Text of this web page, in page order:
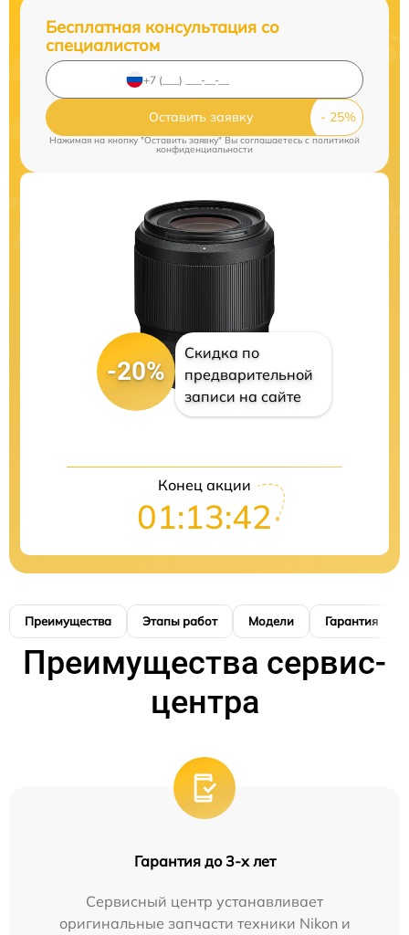
Бесплатная консультация со
специалистом
Оставить заявку
Нажимая на кнопку "Оставить заявку" Вы соглашаетесь cполитикой
конфиденциальности
-20%
Скидка по
предварительной
записи на сайте
Конец акции
01:13:41
Преимущества Этапы работ Модели Гарантия
Преимущества сервис-
центра
Гарантия до 3-х лет
Сервисный центр устанавливает
оригинальные запчасти техники Nikon и